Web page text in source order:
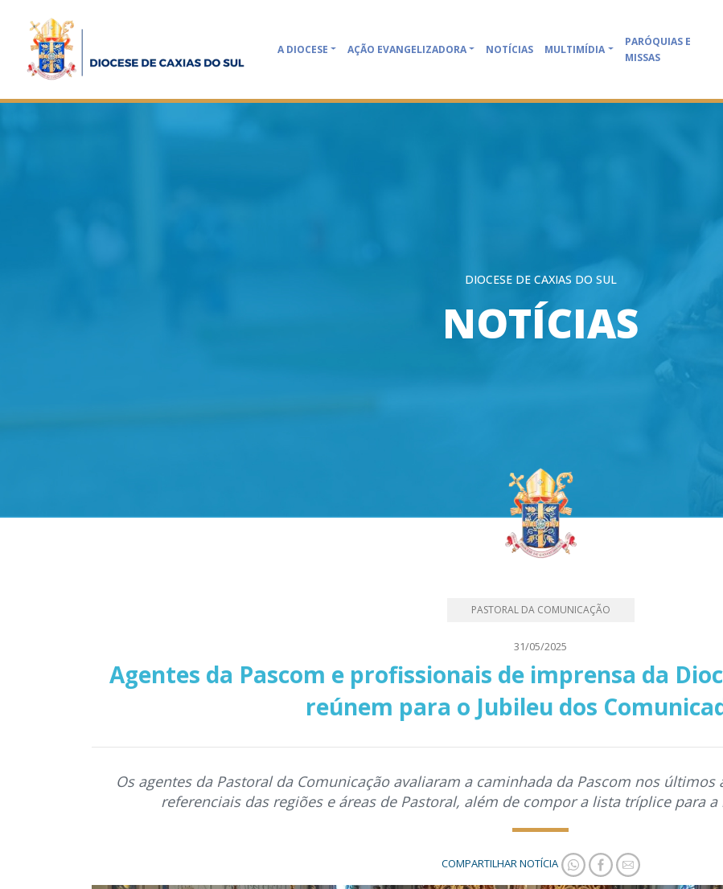
A DIOCESE AÇÃO EVANGELIZADORA NOTÍCIAS MULTIMÍDIA
PARÓQUIAS E
MISSAS
DIOCESE DE CAXIAS DO SUL
NOTÍCIAS
PASTORAL DA COMUNICAÇÃO
31/05/2025
Agentes da Pascom e profissionais de imprensa da
reúnem para o Jubileu dos
Os agentes da Pastoral da Comunicação avaliaram a caminhada da Pascom nos
referenciais das regiões e áreas de Pastoral, além de compor a lista tríplice para
COMPARTILHAR NOTÍCIA